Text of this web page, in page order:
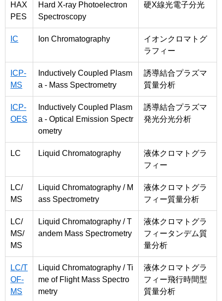
HAX
PES
Hard X-ray Photoelectron
Spectroscopy
硬X線光電子分光
IC Ion Chromatography
イオンクロマトグ
ラフィー
ICP-
MS
Inductively Coupled Plasm
a - Mass Spectrometry
誘導結合プラズマ
質量分析
ICP-
OES
Inductively Coupled Plasm
a - Optical Emission Spectr
ometry
誘導結合プラズマ
発光分光分析
LC Liquid Chromatography
液体クロマトグラ
フィー
LC/
MS
Liquid Chromatography / M
ass Spectrometry
液体クロマトグラ
フィー質量分析
LC/
MS/
MS
Liquid Chromatography / T
andem Mass Spectrometry
液体クロマトグラ
フィータンデム質
量分析
LC/T
OF-
MS
Liquid Chromatography / Ti
me of Flight Mass Spectro
metry
液体クロマトグラ
フィー飛行時間型
質量分析